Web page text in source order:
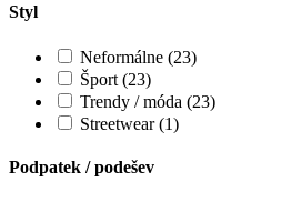
Styl
Neformálne (23)
Šport (23)
Trendy / móda (23)
Streetwear (1)
Podpatek / podešev